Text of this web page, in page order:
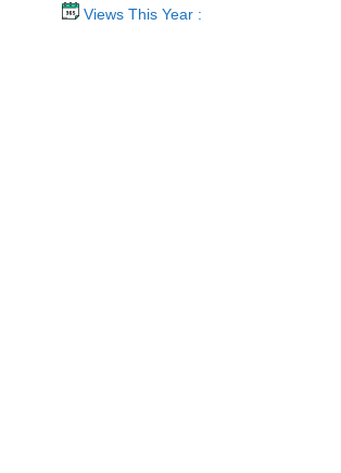
Views This Year :